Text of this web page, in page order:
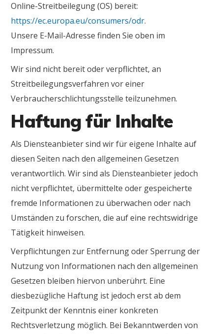
Online-Streitbeilegung (OS) bereit:
https://ec.europa.eu/consumers/odr.
Unsere E-Mail-Adresse finden Sie oben im
Impressum.
Wir sind nicht bereit oder verpflichtet, an
Streitbeilegungsverfahren vor einer
Verbraucherschlichtungsstelle teilzunehmen.
Haftung für Inhalte
Als Diensteanbieter sind wir für eigene Inhalte auf
diesen Seiten nach den allgemeinen Gesetzen
verantwortlich. Wir sind als Diensteanbieter jedoch
nicht verpflichtet, übermittelte oder gespeicherte
fremde Informationen zu überwachen oder nach
Umständen zu forschen, die auf eine rechtswidrige
Tätigkeit hinweisen.
Verpflichtungen zur Entfernung oder Sperrung der
Nutzung von Informationen nach den allgemeinen
Gesetzen bleiben hiervon unberührt. Eine
diesbezügliche Haftung ist jedoch erst ab dem
Zeitpunkt der Kenntnis einer konkreten
Rechtsverletzung möglich. Bei Bekanntwerden von